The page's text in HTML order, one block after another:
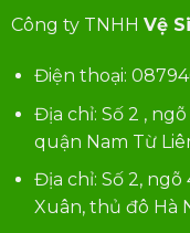
Công ty TNHH Vệ
Điện thoại:
Địa chỉ: Số 2 ,
quận Nam Từ
Địa chỉ: Số 2,
Xuân, thủ đô Hà